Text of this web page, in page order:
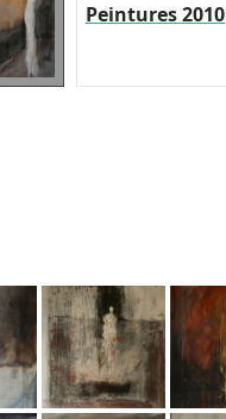
Peintures 2010